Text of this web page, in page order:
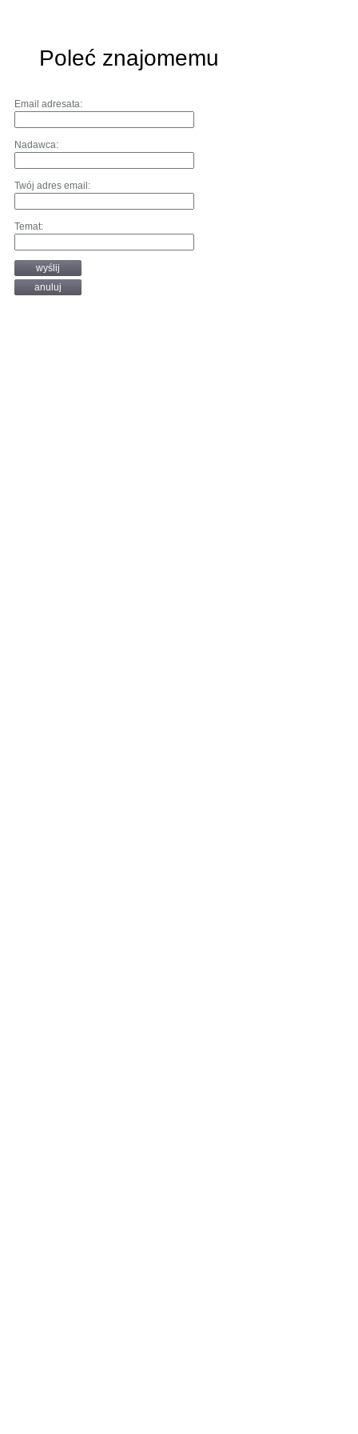
Poleć znajomemu
Email adresata:
Nadawca:
Twój adres email:
Temat:
wyślij
anuluj